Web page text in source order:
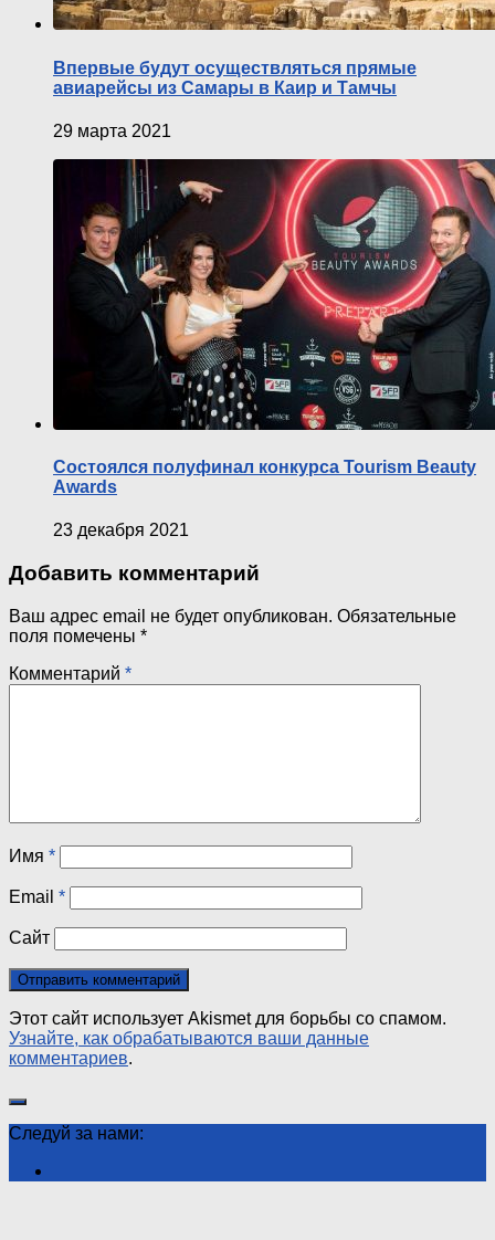
Впервые будут осуществляться прямые
авиарейсы из Самары в Каир и Тамчы
29 марта 2021
Состоялся полуфинал конкурса Tourism Beauty
Awards
23 декабря 2021
Добавить комментарий
Ваш адрес email не будет опубликован. Обязательные
поля помечены *
Комментарий *
Имя *
Email *
Сайт
Этот сайт использует Akismet для борьбы со спамом.
Узнайте, как обрабатываются ваши данные
комментариев.
Следуй за нами: